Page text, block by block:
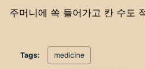
주머니에 쏙 들어가고 칸 수도
Tags: medicine